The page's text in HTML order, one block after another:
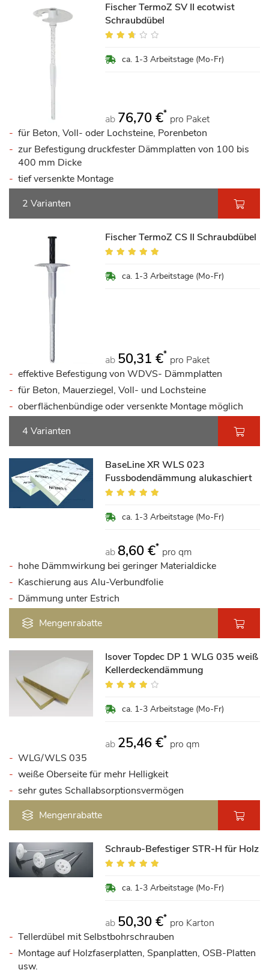
Fischer TermoZ SV II ecotwist
Schraubdübel
Bewertung:
ca. 1-3 Arbeitstage (Mo-Fr)
ab 76,70 €* pro Paket
für Beton, Voll- oder Lochsteine, Porenbeton
zur Befestigung druckfester Dämmplatten von 100 bis
400 mm Dicke
tief versenkte Montage
2 Varianten
Fischer TermoZ CS II Schraubdübel
Bewertung:
ca. 1-3 Arbeitstage (Mo-Fr)
ab 50,31 €* pro Paket
effektive Befestigung von WDVS- Dämmplatten
für Beton, Mauerziegel, Voll- und Lochsteine
oberflächenbündige oder versenkte Montage möglich
4 Varianten
BaseLine XR WLS 023
Fussbodendämmung alukaschiert
Bewertung:
ca. 1-3 Arbeitstage (Mo-Fr)
ab 8,60 €* pro qm
hohe Dämmwirkung bei geringer Materialdicke
Kaschierung aus Alu-Verbundfolie
Dämmung unter Estrich
Mengenrabatte
Isover Topdec DP 1 WLG 035 weiß
Kellerdeckendämmung
Bewertung:
ca. 1-3 Arbeitstage (Mo-Fr)
ab 25,46 €* pro qm
WLG/WLS 035
weiße Oberseite für mehr Helligkeit
sehr gutes Schallabsorptionsvermögen
Mengenrabatte
Schraub-Befestiger STR-H für Holz
Bewertung:
ca. 1-3 Arbeitstage (Mo-Fr)
ab 50,30 €* pro Karton
Tellerdübel mit Selbstbohrschrauben
Montage auf Holzfaserplatten, Spanplatten, OSB-Platten
usw.